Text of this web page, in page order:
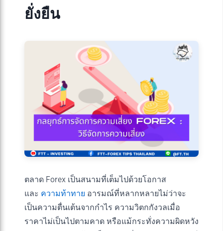
ยั่งยืน
ตลาด Forex เป็นสนามที่เต็มไปด้วยโอกาส
และ ความท้าทาย อารมณ์ที่หลากหลายไม่ว่าจะ
เป็นความตื่นเต้นจากกำไร ความวิตกกังวลเมื่อ
ราคาไม่เป็นไปตามคาด หรือแม้กระทั่งความผิดหวัง